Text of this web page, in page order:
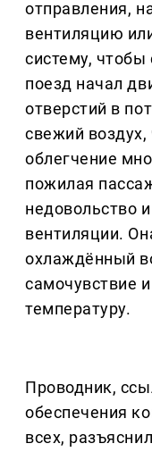
отправления,
вентиляцию
систему, чтобы
поезд начал
отверстий в
свежий воздух,
облегчение
пожилая
недовольство
вентиляции.
охлаждённый
самочувствие
температуру.
Проводник,
обеспечения
всех,